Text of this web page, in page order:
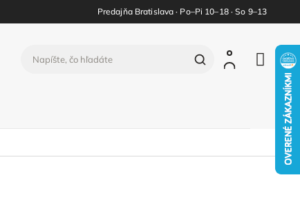
Predajňa Bratislava · Po–Pi 10–18 · So 9–13